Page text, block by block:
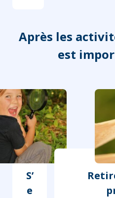
Après les
est
S’
e